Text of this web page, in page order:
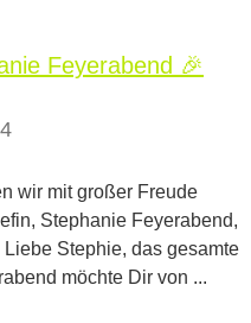
Feyerabend 🎉
wir mit großer Freude
Stephanie Feyerabend,
Stephie, das gesamte
möchte Dir von ...